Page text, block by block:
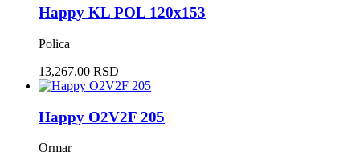
Happy KL POL 120x153
Polica
13,267.00 RSD
Happy O2V2F 205
Ormar